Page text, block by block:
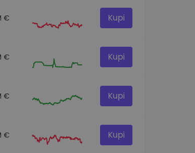
€ Kupi
€ Kupi
€ Kupi
€ Kupi